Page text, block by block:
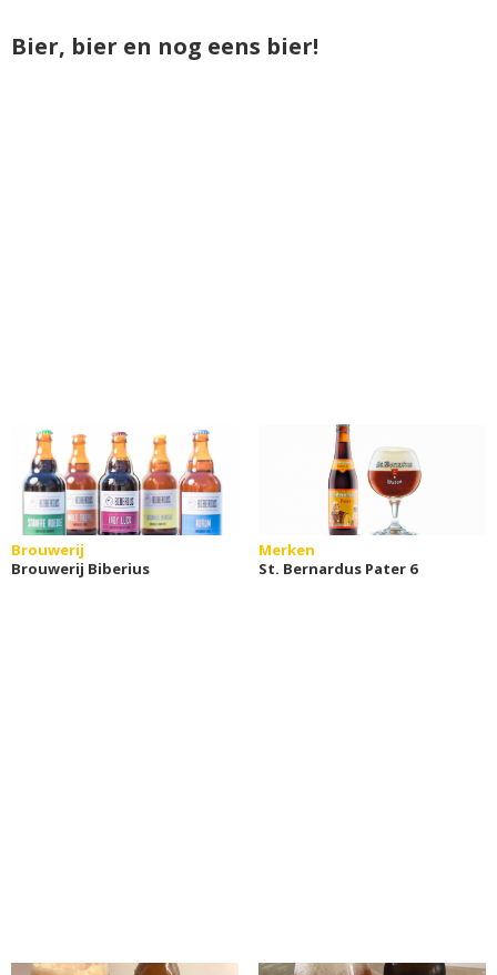
Bier, bier en nog eens bier!
Brouwerij
Brouwerij Biberius
Merken
St. Bernardus Pater 6